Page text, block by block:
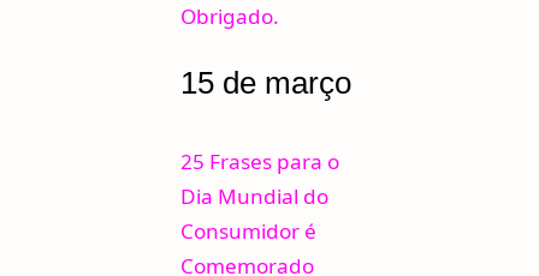
Obrigado.
15 de março
25 Frases para o
Dia Mundial do
Consumidor é
Comemorado